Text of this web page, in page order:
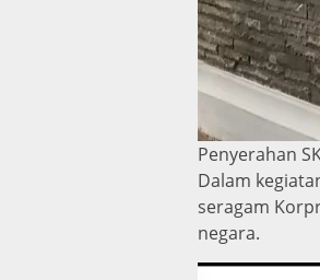
Penyerahan
Dalam
seragam
negara.